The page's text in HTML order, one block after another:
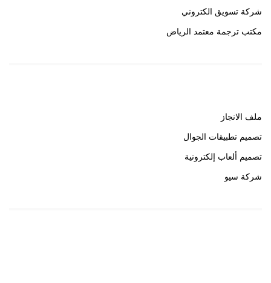
شركة تسويق الكتروني
مكتب ترجمة معتمد الرياض
ملف الانجاز
تصميم تطبيقات الجوال
تصميم ألعاب إلكترونية
شركة سيو